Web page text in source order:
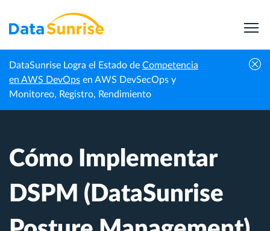
DataSunrise Logra el Estado de Competencia
en AWS DevOps en AWS DevSecOps y
Monitoreo, Registro, Rendimiento
Inicio
Centro de
Conocimiento
Cómo Implementar DSPM (DataSunrise
Posture Management)
Cómo Implementar
DSPM (DataSunrise